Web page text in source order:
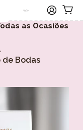
as Ocasiões
de Bodas